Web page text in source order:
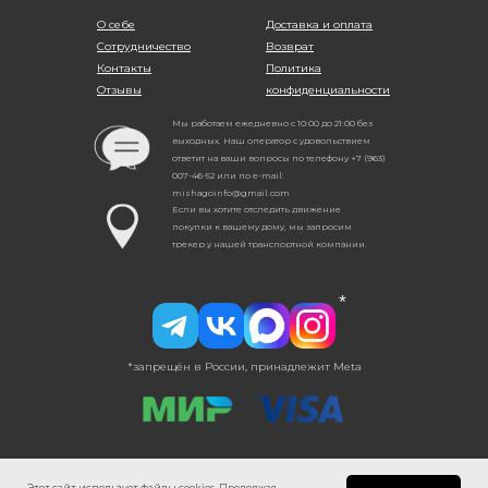
О себе
Сотрудничество
Контакты
Отзывы
Доставка и оплата
Возврат
Политика
конфиденциальности
Мы работаем ежедневно с 10:00 до 21:00 без
выходных. Наш оператор с удовольствием
ответит на ваши вопросы по телефону +7 (963)
007-46-52 или по e-mail:
mishagoinfo@gmail.com
Если вы хотите отследить движение
покупки к вашему дому, мы запросим
трекер у нашей транспортной компании.
*
*запрещён в России, принадлежит Meta